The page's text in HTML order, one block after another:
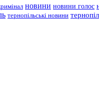
новини новини голос
тернопільські новини